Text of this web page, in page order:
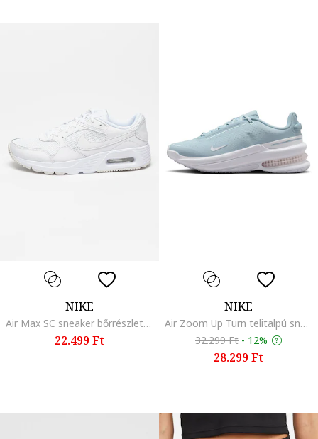
NIKE
Air Max SC sneaker bőrrészletekkel, Fehér
22.499 Ft
NIKE
Air Zoom Up Turn telitalpú sneaker, Halvány rózsaszín/Világoskék
32.299 Ft - 12%
28.299 Ft